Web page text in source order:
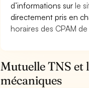
d’informations surle
directement pris en
horaires des CPAM
Mutuelle TNS et
mécaniques